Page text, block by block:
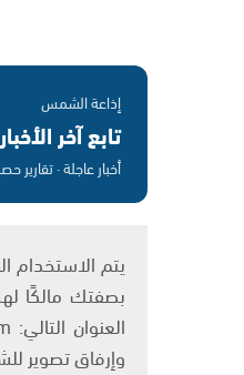
إذاعة الشمس
تابع آخر
أخبار عاجلة · تقارير
بصفتك مالكًا
وإرفاق تصوير